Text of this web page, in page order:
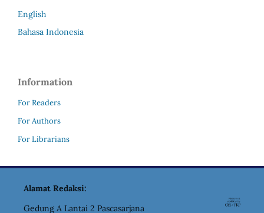
English
Bahasa Indonesia
Information
For Readers
For Authors
For Librarians
Alamat Redaksi:
Gedung A Lantai 2 Pascasarjana